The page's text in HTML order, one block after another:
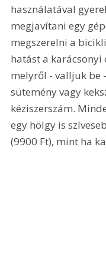
használatával
megjavítani egy
megszerelni a
hatást a karácsonyi
melyről - valljuk be
sütemény vagy
kéziszerszám.
egy hölgy is
(9900 Ft), mint ha